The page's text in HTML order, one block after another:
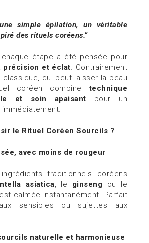
simple épilation, un véritable
des rituels coréens.”
chaque étape a été pensée pour
précision et éclat. Contrairement
classique, qui peut laisser la peau
coréen combinetechnique
et soin apaisant pour un
le Rituel Coréen Sourcils ?
avec moins de rougeur
traditionnels coréens
asiatica, le ginseng ou le
calmée instantanément. Parfait
sensibles ou sujettes aux
naturelle et harmonieuse